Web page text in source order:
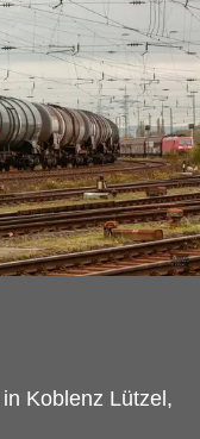
Koblenz Lützel,